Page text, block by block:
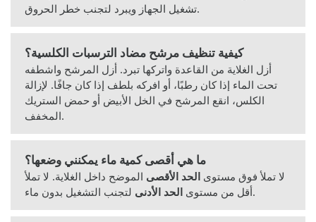
تشغيل الجهاز ويبرد لتجنب خطر الحروق.
كيفية تنظيف مرشح مضاد الترسبات الكلسية؟
أزل الغلاية من القاعدة واتركها تبرد. أزل المرشح واشطفه
تحت الماء إذا كان رطبًا، أو افركه بلطف إذا كان جافًا. لإزالة
الكلس، انقع المرشح في الخل الأبيض أو حمض الستريك
المخفف.
ما هي أقصى كمية ماء يمكنني وضعها؟
لا تملأ فوق مستوى الحد الأقصى الموضح داخل الغلاية. لا تملأ
أقل من مستوى الحد الأدنى لتجنب التشغيل بدون ماء.